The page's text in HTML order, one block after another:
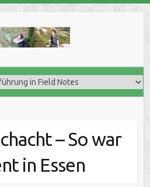
– So war
in Essen